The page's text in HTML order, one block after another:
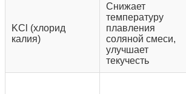
KCl (хлорид
калия)
Снижает
температуру
плавления
соляной смеси,
улучшает
текучесть